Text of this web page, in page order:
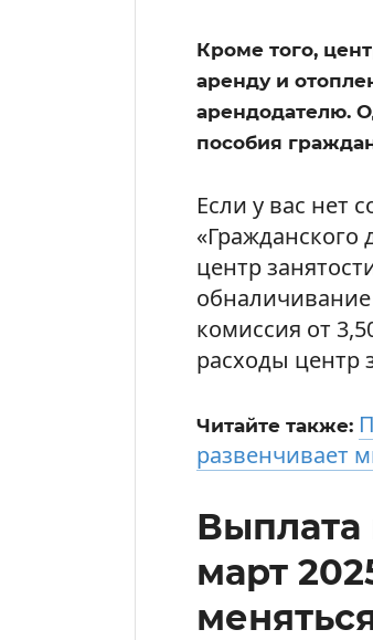
Кроме того,
аренду и
арендодателю.
пособия
Если у вас нет
«Гражданского
центр
комиссия от
расходы центр
Читайте также:
развенчивает
Выплата
март